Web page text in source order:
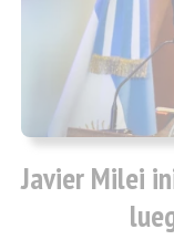
Javier Milei